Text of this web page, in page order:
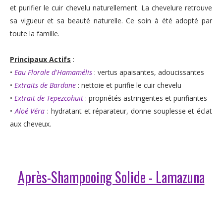
et purifier le cuir chevelu naturellement. La chevelure retrouve
sa vigueur et sa beauté naturelle. Ce soin à été adopté par
toute la famille.
Principaux Actifs :
• Eau Florale d'Hamamélis : vertus apaisantes, adoucissantes
• Extraits de Bardane : nettoie et purifie le cuir chevelu
• Extrait de Tepezcohuit : propriétés astringentes et purifiantes
•Aloé Véra : hydratant et réparateur, donne souplesse et éclat
aux cheveux.
Après-Shampooing Solide - Lamazuna